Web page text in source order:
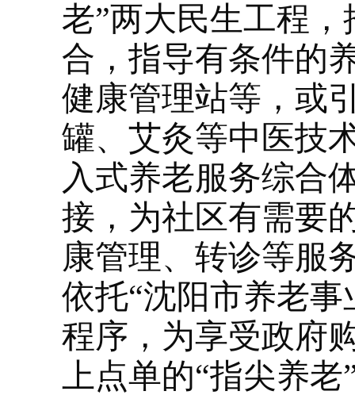
老”两大民生工程
合，指导有条件的
健康管理站等，或
罐、艾灸等中医技
入式养老服务综合
接，为社区有需要
康管理、转诊等服
依托“沈阳市养老
程序，为享受政府
上点单的“指尖养